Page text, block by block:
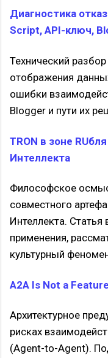
Диагностика
Script, API-ключ,
Технический
отображения
ошибки
Blogger и пути их
TRON в зоне
Интеллекта
Философское
совместного
Интеллекта. Статья
применения,
культурный
A2A Is Not a
Архитектурное
рисках
(Agent-to-Agent).